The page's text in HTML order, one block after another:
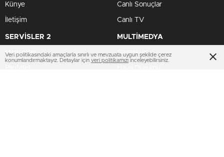
Künye
İletişim
Canlı Sonuçlar
Canlı TV
SERVİSLER 2
Manşetler
MULTİMEDYA
Gazeteler
Veri politikasındaki amaçlarla sınırlı ve mevzuata uygun şekilde çerez
konumlandırmaktayız. Detaylar için veri politikamızı inceleyebilirsiniz.